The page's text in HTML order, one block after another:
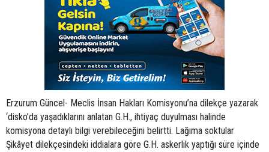
Erzurum Güncel- Meclis İnsan Hakları Komisyonu’na dilekçe yazarak
‘disko’da yaşadıklarını anlatan G.H., ihtiyaç duyulması halinde
komisyona detaylı bilgi verebileceğini belirtti. Lağıma soktular
Şikâyet dilekçesindeki iddialara göre G.H. askerlik yaptığı süre içinde